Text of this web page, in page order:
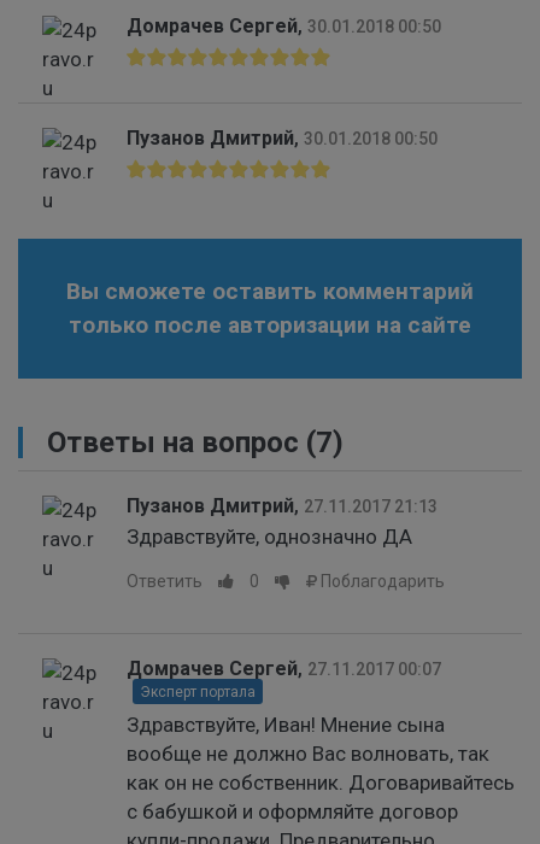
Домрачев Сергей, 30.01.2018 00:50
Пузанов Дмитрий, 30.01.2018 00:50
Вы сможете оставить комментарий
только после авторизации на сайте
Ответы на вопрос (7)
Пузанов Дмитрий, 27.11.2017 21:13
Здравствуйте, однозначно ДА
Ответить 0 Поблагодарить
Домрачев Сергей, 27.11.2017 00:07
Эксперт портала
Здравствуйте, Иван! Мнение сына
вообще не должно Вас волновать, так
как он не собственник. Договаривайтесь
с бабушкой и оформляйте договор